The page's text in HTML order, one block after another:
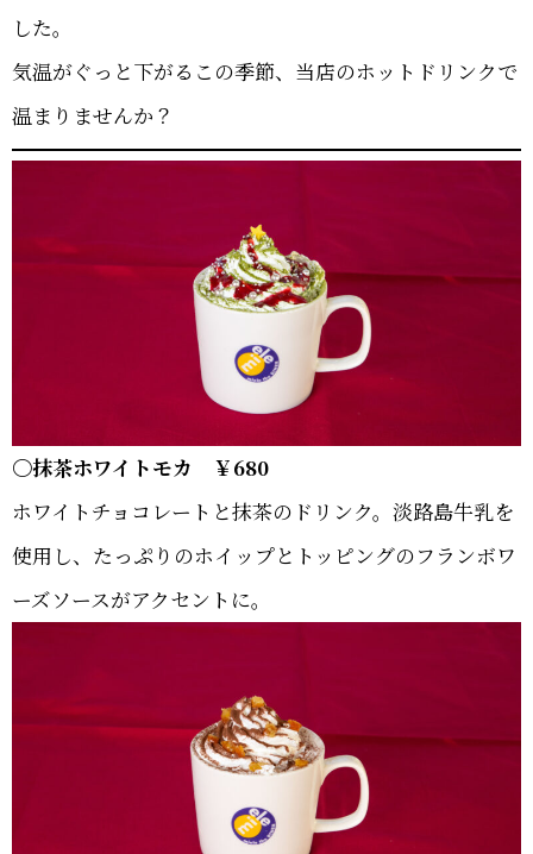
した。
気温がぐっと下がるこの季節、当店のホットドリンクで
温まりませんか？
〇抹茶ホワイトモカ ￥680
ホワイトチョコレートと抹茶のドリンク。淡路島牛乳を
使用し、たっぷりのホイップとトッピングのフランボワ
ーズソースがアクセントに。